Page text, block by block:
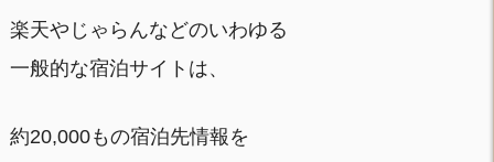
楽天やじゃらんなどのいわゆる
一般的な宿泊サイトは、
約20,000もの宿泊先情報を